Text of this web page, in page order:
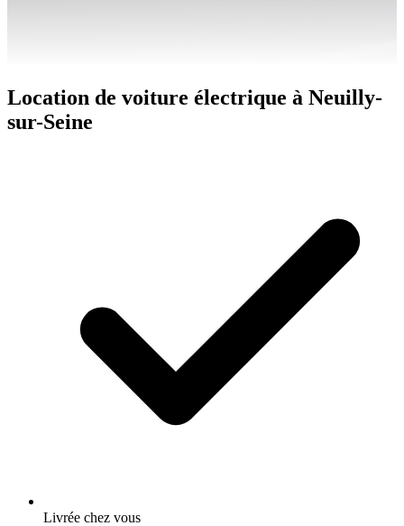
Location de voiture électrique à Neuilly-
sur-Seine
Livrée chez vous